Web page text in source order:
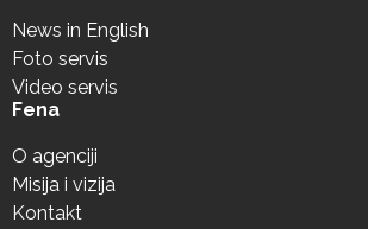
News in English
Foto servis
Video servis
Fena
O agenciji
Misija i vizija
Kontakt